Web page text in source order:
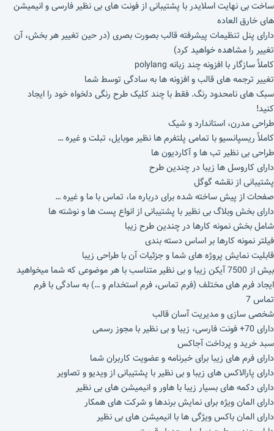
ساخت بی نهایت اسلایدر با پشتیبانی از فونت های بی نظیر فارسی و انیمیشن
های خارق العاده
دارای پنل تنظیمات پیشرفته قالب بصورت بصری (در حین تغییر هر بخش، آن
تغییر را مشاهده خواهید کرد)
کاملاً سازگار با افزونه چند زبانه polylang
تغییر ترجمه های قالب و افزونه ها به سادگی توسط شما
سبک های نامحدود رنگ. فقط با چند کلیک طرح رنگی دلخواه خود را ایجاد
کنید!
طراحی مدرن، استاندارد و شیک
کاملاً ریسپانسیو با تمامی پلتفرم ها نظیر موبایل، تبلت و غیره …
طراحی بی نظیر تب ها و آکاردیون ها
دارای کاروسل ها زیبا در چندین طرح
پشتیبانی از نقشه گوگل
صفحات از پیش ساخته شده برای درباره ما، تماس با ما و غیره …
دارای بخش وبلاگ بی نظیر با پشتیبانی از انواع پست ها و نوشته ها
شامل بخش نمونه کارها در چندین طرح زیبا
فیلتر نمونه کارها بر اساس دسته بندی
قابلیت نمایش پروژه های شما و جزئیات آن با طراحی زیبا
بیش از 7500 آیکن زیبا و بی نظیر متناسب با هر موضوعی که شما میخواهید
ایجاد فرم های مختلف (فرم تماس، فرم استخدام و …) به سادگی با فرم
تماس 7
شخصی سازی و مدیریت آسان قالب
دارای 70+ فونت فارسی، زیبا و بی نظیر با مجوز رسمی
سبد خرید و پرداخت آجاکس
دارای فرم های زیبا برای خبرنامه و عضویت کاربران شما
دارای پارالاکس های زیبا و بی نظیر با پشتیبانی از ویدیو و تصاویر
دارای دکمه های بسیار زیبا با هاور و انیمیشن های بی نظیر
دارای المان ویژه برای نمایش برندها و شرکت های همکار
دارای المان باکس ویژگی ها با انیمیشن های بی نظیر